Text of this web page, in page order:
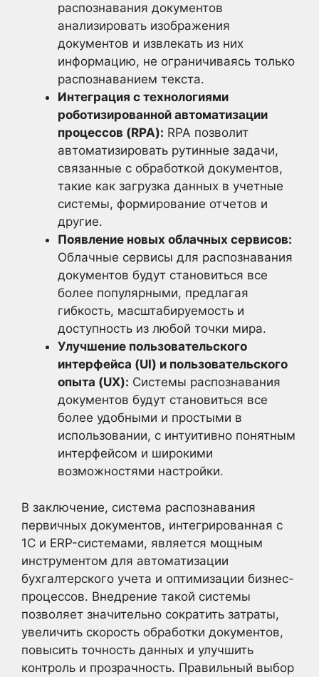
распознавания документов
анализировать изображения
документов и извлекать из них
информацию, не ограничиваясь только
распознаванием текста.
Интеграция с технологиями
роботизированной автоматизации
процессов (RPA): RPA позволит
автоматизировать рутинные задачи,
связанные с обработкой документов,
такие как загрузка данных в учетные
системы, формирование отчетов и
другие.
Появление новых облачных сервисов:
Облачные сервисы для распознавания
документов будут становиться все
более популярными, предлагая
гибкость, масштабируемость и
доступность из любой точки мира.
Улучшение пользовательского
интерфейса (UI) и пользовательского
опыта (UX): Системы распознавания
документов будут становиться все
более удобными и простыми в
использовании, с интуитивно понятным
интерфейсом и широкими
возможностями настройки.
В заключение, система распознавания
первичных документов, интегрированная с
1С и ERP-системами, является мощным
инструментом для автоматизации
бухгалтерского учета и оптимизации бизнес-
процессов. Внедрение такой системы
позволяет значительно сократить затраты,
увеличить скорость обработки документов,
повысить точность данных и улучшить
контроль и прозрачность. Правильный выбор